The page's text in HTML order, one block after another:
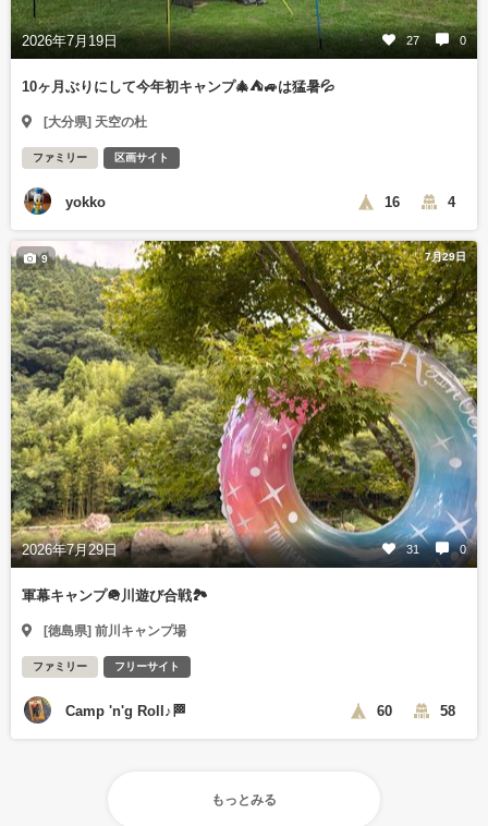
2026年7月19日 27 0
10ヶ月ぶりにして今年初キャンプ🎄⛺🚙は猛暑💦
[大分県] 天空の杜
ファミリー 区画サイト
yokko 16 4
7月29日
2026年7月29日 31 0
9
軍幕キャンプ🪖川遊び合戦🏞️
[徳島県] 前川キャンプ場
ファミリー フリーサイト
Camp 'n'g Roll♪🏁 60 58
もっとみる